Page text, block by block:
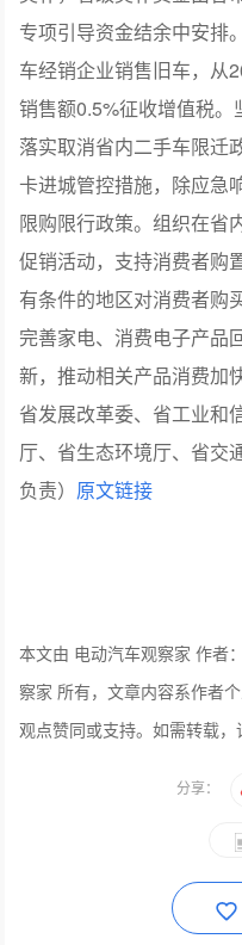
专项引导资金结余中安排
车经销企业销售旧车，从
销售额0.5%征收增值税
落实取消省内二手车限迁
卡进城管控措施，除应急
限购限行政策。组织在省
促销活动，支持消费者购
有条件的地区对消费者购
完善家电、消费电子产品
新，推动相关产品消费加
省发展改革委、省工业和
厅、省生态环境厅、省交
负责） 原文链接
本文由 电动汽车观察家 作者：
察家 所有，文章内容系作者
观点赞同或支持。如需转载，
分享：